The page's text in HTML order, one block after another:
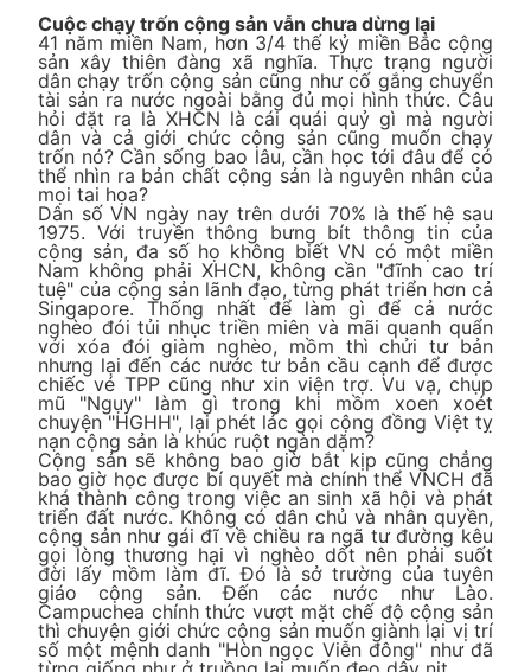
Cuộc chạy trốn cộng sản vẫn chưa dừng lại
41 năm miền Nam, hơn 3/4 thế kỷ miền Bắc cộng
sản xây thiên đàng xã nghĩa. Thực trạng người
dân chạy trốn cộng sản cũng như cố gắng chuyển
tài sản ra nước ngoài bằng đủ mọi hình thức. Câu
hỏi đặt ra là XHCN là cái quái quỷ gì mà người
dân và cả giới chức cộng sản cũng muốn chạy
trốn nó? Cần sống bao lâu, cần học tới đâu để có
thể nhìn ra bản chất cộng sản là nguyên nhân của
mọi tai họa?
Dân số VN ngày nay trên dưới 70% là thế hệ sau
1975. Với truyền thông bưng bít thông tin của
cộng sản, đa số họ không biết VN có một miền
Nam không phải XHCN, không cần "đĩnh cao trí
tuệ" của cộng sản lãnh đạo, từng phát triển hơn cả
Singapore. Thống nhất để làm gì để cả nước
nghèo đói tủi nhục triền miên và mãi quanh quẩn
với xóa đói giàm nghèo, mồm thì chửi tư bản
nhưng lại đến các nước tư bản cầu cạnh để được
chiếc vé TPP cũng như xin viện trợ. Vu vạ, chụp
mũ "Ngụy" làm gì trong khi mồm xoen xoét
chuyện "HGHH", lại phét lác gọi cộng đồng Việt tỵ
nạn cộng sản là khúc ruột ngàn dặm?
Cộng sản sẽ không bao giờ bắt kịp cũng chẳng
bao giờ học được bí quyết mà chính thể VNCH đã
khá thành công trong việc an sinh xã hội và phát
triển đất nước. Không có dân chủ và nhân quyền,
cộng sản như gái đĩ về chiều ra ngã tư đường kêu
gọi lòng thương hại vì nghèo dốt nên phải suốt
đời lấy mồm làm đĩ. Đó là sở trường của tuyên
giáo cộng sản. Đến các nước như Lào.
Campuchea chính thức vượt mặt chế độ cộng sản
thì chuyện giới chức cộng sản muốn giành lại vị trí
số một mệnh danh "Hòn ngọc Viễn đông" như đã